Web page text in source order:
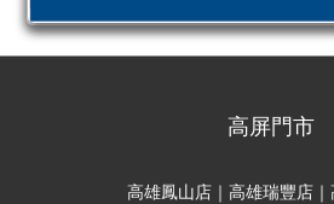
高屏門市
高雄鳳山店｜高雄瑞豐店